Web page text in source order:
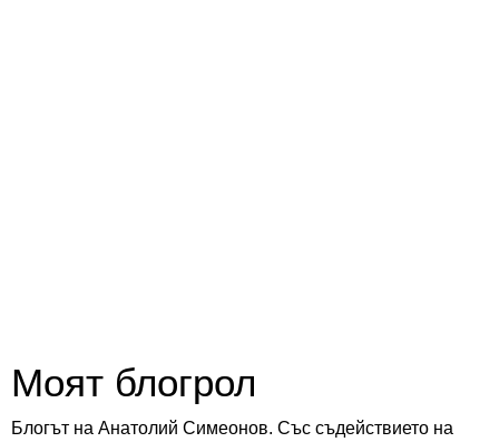
Моят блогрол
Блогът на Анатолий Симеонов. Със съдействието на